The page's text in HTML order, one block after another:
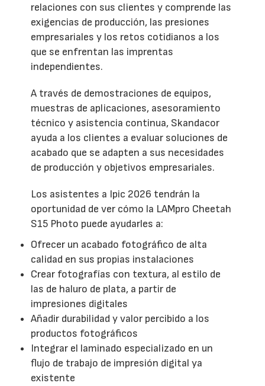
relaciones con sus clientes y comprende las
exigencias de producción, las presiones
empresariales y los retos cotidianos a los
que se enfrentan las imprentas
independientes.
A través de demostraciones de equipos,
muestras de aplicaciones, asesoramiento
técnico y asistencia continua, Skandacor
ayuda a los clientes a evaluar soluciones de
acabado que se adapten a sus necesidades
de producción y objetivos empresariales.
Los asistentes a Ipic 2026 tendrán la
oportunidad de ver cómo la LAMpro Cheetah
S15 Photo puede ayudarles a:
Ofrecer un acabado fotográfico de alta
calidad en sus propias instalaciones
Crear fotografías con textura, al estilo de
las de haluro de plata, a partir de
impresiones digitales
Añadir durabilidad y valor percibido a los
productos fotográficos
Integrar el laminado especializado en un
flujo de trabajo de impresión digital ya
existente